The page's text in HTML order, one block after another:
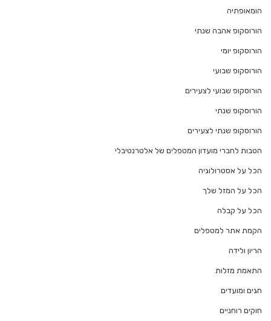
הומאופתיה
הורוסקופ אהבה שנתי
הורוסקופ יומי
הורוסקופ שבועי
הורוסקופ שבועי לצעירים
הורוסקופ שנתי
הורוסקופ שנתי לצעירים
הטבות לחברי מועדון המטפלים של אלטרנטיבלי
הכל על אסטרולוגיה
הכל על המזל שלך
הכל על קבלה
הקמת אתר למטפלים
הריון ולידה
התאמת מזלות
חגים ומועדים
חוקים רוחניים